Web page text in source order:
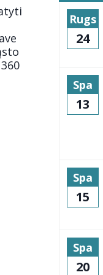
Rugs
24
Spa
13
Spa
15
Spa
20